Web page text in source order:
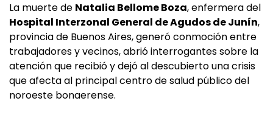
La muerte de Natalia Bellome Boza, enfermera del
Hospital Interzonal General de Agudos de Junín,
provincia de Buenos Aires, generó conmoción entre
trabajadores y vecinos, abrió interrogantes sobre la
atención que recibió y dejó al descubierto una crisis
que afecta al principal centro de salud público del
noroeste bonaerense.